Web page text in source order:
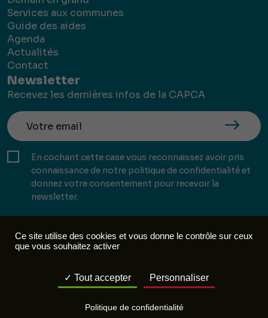
Services aux communes
Guide des aides
Agenda
Actualités
Contact
Newsletter
Recevez les dernières infos de la CAPCA
En cochant cette case vous reconnaissez avoir pris
connaissance de notre politique de confidentialité et
donnez votre consentement pour recevoir la
newsletter.
Réalisation : Mill, Privas
Ce site utilise des cookies et vous donne le contrôle sur ceux
que vous souhaitez activer
Tout accepter Personnaliser
Politique de confidentialité